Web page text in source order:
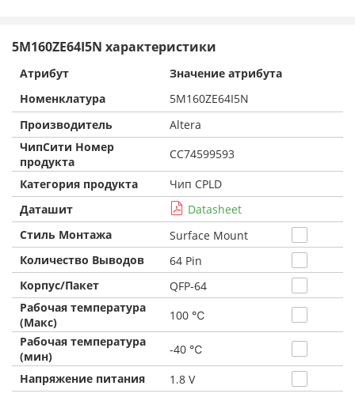
5M160ZE64I5N характеристики
Атрибут
Значение атрибута
Номенклатура
5M160ZE64I5N
Производитель
Altera
ЧипСити Номер
продукта
CC74599593
Категория продукта
Чип CPLD
Даташит
Datasheet
Стиль Монтажа
Surface Mount
Количество Выводов
64 Pin
Корпус/Пакет
QFP-64
Рабочая температура
(Макс)
100 ℃
Рабочая температура
(мин)
-40 ℃
Напряжение питания
1.8 V